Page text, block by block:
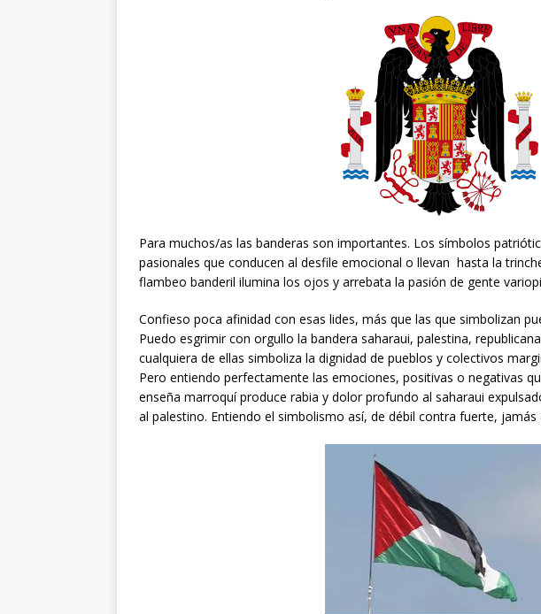
Para muchos/as las banderas son importantes. Los símbolos
pasionales que conducen al desfile emocional o llevan hasta la
flambeo banderil ilumina los ojos y arrebata la pasión de gente
Confieso poca afinidad con esas lides, más que las que simbolizan
Puedo esgrimir con orgullo la bandera saharaui, palestina,
cualquiera de ellas simboliza la dignidad de pueblos y colectivos
Pero entiendo perfectamente las emociones, positivas o negativas
enseña marroquí produce rabia y dolor profundo al saharaui
al palestino. Entiendo el simbolismo así, de débil contra fuerte, jamás